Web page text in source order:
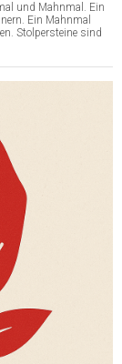
und Mahnmal. Ein
Ein Mahnmal
Stolpersteine sind